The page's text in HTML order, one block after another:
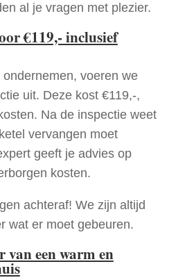
al je vragen met plezier.
€119,- inclusief
voeren we
uit. Deze kost €119,-,
Na de inspectie weet
vervangen moet
geeft je advies op
kosten.
achteraf! We zijn altijd
wat er moet gebeuren.
van een warm en